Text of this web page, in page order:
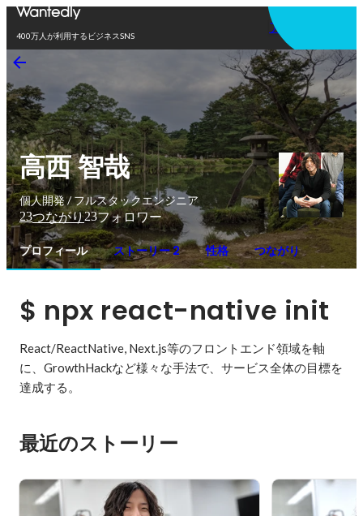
400万人が利用するビジネスSNS
アプリを使う
高西 智哉
個人開発 / フルスタックエンジニア
23つながり23フォロワー
プロフィール ストーリー 2 性格 つながり
$ npx react-native init
React/ReactNative, Next.js等のフロントエンド領域を軸
に、GrowthHackなど様々な手法で、サービス全体の目標を
達成する。
最近のストーリー